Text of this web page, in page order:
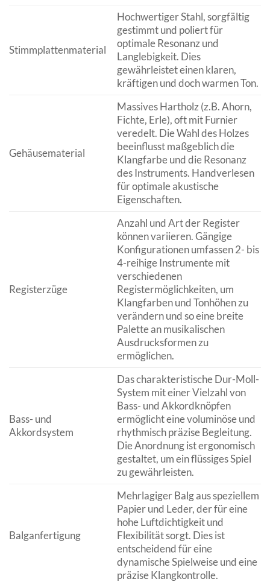
Stimmplattenmaterial
Hochwertiger Stahl, sorgfältig
gestimmt und poliert für
optimale Resonanz und
Langlebigkeit. Dies
gewährleistet einen klaren,
kräftigen und doch warmen Ton.
Gehäusematerial
Massives Hartholz (z.B. Ahorn,
Fichte, Erle), oft mit Furnier
veredelt. Die Wahl des Holzes
beeinflusst maßgeblich die
Klangfarbe und die Resonanz
des Instruments. Handverlesen
für optimale akustische
Eigenschaften.
Registerzüge
Anzahl und Art der Register
können variieren. Gängige
Konfigurationen umfassen 2- bis
4-reihige Instrumente mit
verschiedenen
Registermöglichkeiten, um
Klangfarben und Tonhöhen zu
verändern und so eine breite
Palette an musikalischen
Ausdrucksformen zu
ermöglichen.
Bass- und
Akkordsystem
Das charakteristische Dur-Moll-
System mit einer Vielzahl von
Bass- und Akkordknöpfen
ermöglicht eine voluminöse und
rhythmisch präzise Begleitung.
Die Anordnung ist ergonomisch
gestaltet, um ein flüssiges Spiel
zu gewährleisten.
Balganfertigung
Mehrlagiger Balg aus speziellem
Papier und Leder, der für eine
hohe Luftdichtigkeit und
Flexibilität sorgt. Dies ist
entscheidend für eine
dynamische Spielweise und eine
präzise Klangkontrolle.